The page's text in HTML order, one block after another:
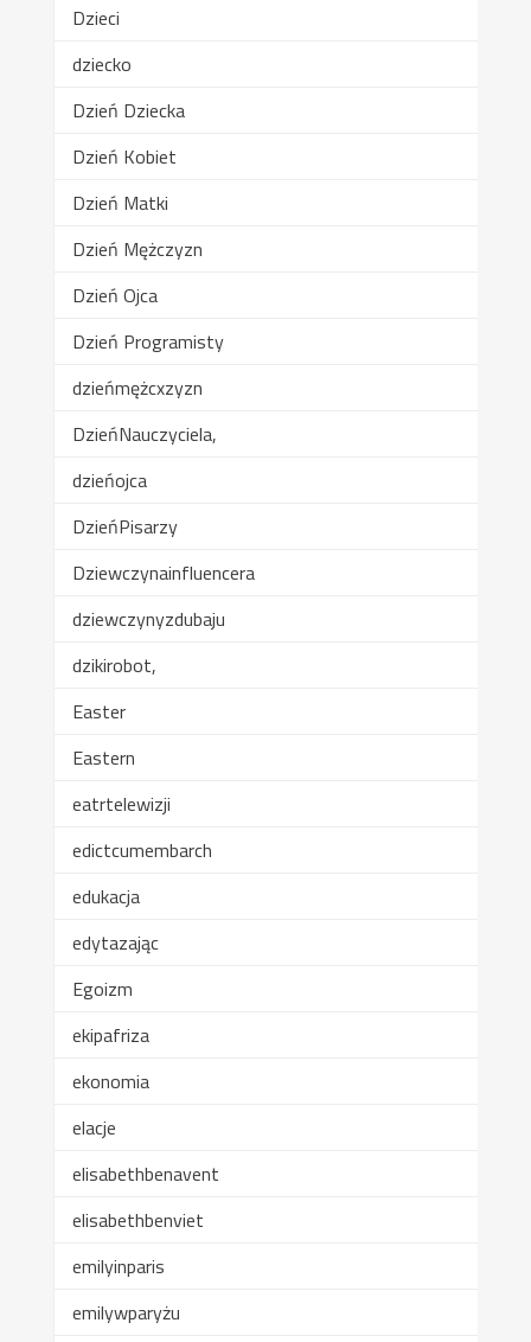
Dzieci
dziecko
Dzień Dziecka
Dzień Kobiet
Dzień Matki
Dzień Mężczyzn
Dzień Ojca
Dzień Programisty
dzieńmężcxzyzn
DzieńNauczyciela,
dzieńojca
DzieńPisarzy
Dziewczynainfluencera
dziewczynyzdubaju
dzikirobot,
Easter
Eastern
eatrtelewizji
edictcumembarch
edukacja
edytazając
Egoizm
ekipafriza
ekonomia
elacje
elisabethbenavent
elisabethbenviet
emilyinparis
emilywparyżu